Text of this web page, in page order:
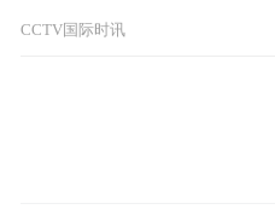
CCTV国际时讯